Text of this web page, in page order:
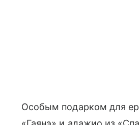
Особым подарком для